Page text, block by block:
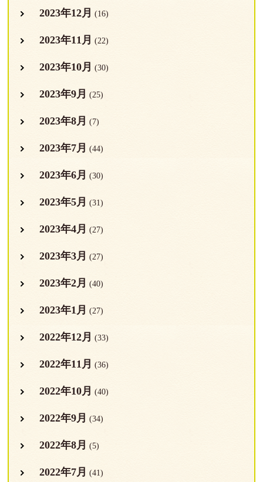
2023年12月 (16)
2023年11月 (22)
2023年10月 (30)
2023年9月 (25)
2023年8月 (7)
2023年7月 (44)
2023年6月 (30)
2023年5月 (31)
2023年4月 (27)
2023年3月 (27)
2023年2月 (40)
2023年1月 (27)
2022年12月 (33)
2022年11月 (36)
2022年10月 (40)
2022年9月 (34)
2022年8月 (5)
2022年7月 (41)